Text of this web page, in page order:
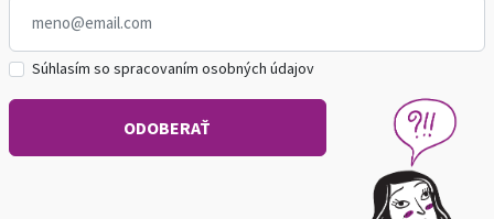
Súhlasím so spracovaním osobných údajov